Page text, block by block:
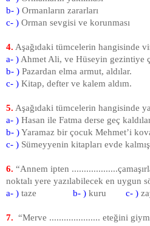
b- ) Ormanların zararları
c- ) Orman sevgisi ve korunması
4. Aşağıdaki tümcelerin hangisinde
a- ) Ahmet Ali, ve Hüseyin gezintiye
b- ) Pazardan elma armut, aldılar.
c- ) Kitap, defter ve kalem aldım.
5. Aşağıdaki tümcelerin hangisinde
a- ) Hasan ile Fatma derse geç
b- )Yaramaz bir çocuk Mehmet’i
c- ) Sümeyyenin kitapları evde
6. “Annem ipten
noktalı yere yazılabilecek en uygun
a- ) taze b- ) kuru c- )
7. “Merve ..................... eteğini